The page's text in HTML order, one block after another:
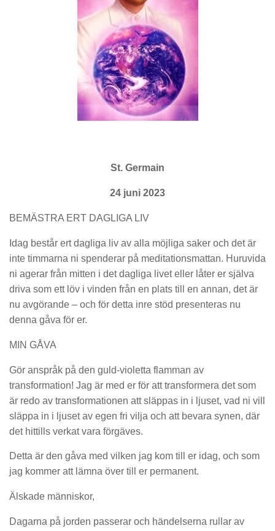
St. Germain
24 juni 2023
BEMÄSTRA ERT DAGLIGA LIV
Idag består ert dagliga liv av alla möjliga saker och det är
inte timmarna ni spenderar på meditationsmattan. Huruvida
ni agerar från mitten i det dagliga livet eller låter er själva
driva som ett löv i vinden från en plats till en annan, det är
nu avgörande – och för detta inre stöd presenteras nu
denna gåva för er.
MIN GÅVA
Gör anspråk på den guld-violetta flamman av
transformation! Jag är med er för att transformera det som
är redo av transformationen att släppas in i ljuset, vad ni vill
släppa in i ljuset av egen fri vilja och att bevara synen, där
det hittills verkat vara förgäves.
Detta är den gåva med vilken jag kom till er idag, och som
jag kommer att lämna över till er permanent.
Älskade människor,
Dagarna på jorden passerar och händelserna rullar av